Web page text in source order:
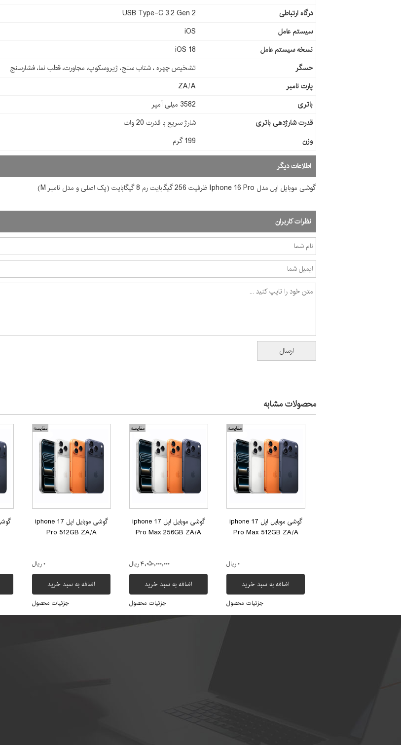
درگاه ارتباطی
USB Type-C 3.2 Gen 2
سیستم عامل
iOS
نسخه سیستم عامل
iOS 18
حسگر
تشخیص چهره ، شتاب سنج، ژیروسکوپ، مجاورت، قطب نما، فشارسنج
پارت نامبر
ZA/A
باتری
3582 میلی آمپر
قدرت شارژدهی باتری
شارژ سریع با قدرت 20 وات
وزن
199 گرم
اطلاعات دیگر
گوشی موبايل اپل مدل Iphone 16 Pro ظرفیت 256 گیگابایت رم 8 گیگابایت (پک اصلی و مدل نامبر M)
نظرات کاربران
محصولات مشابه
مقایسه
گوشی موبایل اپل iphone 17
Pro Max 512GB ZA/A
۰ ریال
اضافه به سبد خرید
جزئیات محصول
مقایسه
گوشی موبایل اپل iphone 17
Pro Max 256GB ZA/A
۴,۰۵۰,۰۰۰,۰۰۰ ریال
اضافه به سبد خرید
جزئیات محصول
مقایسه
گوشی موبایل اپل iphone 17
Pro 512GB ZA/A
۰ ریال
اضافه به سبد خرید
جزئیات محصول